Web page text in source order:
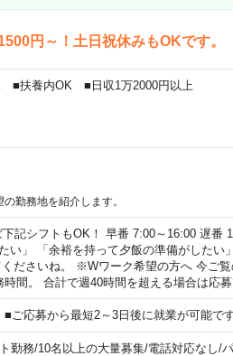
円～！土日祝休みもOKです。
■扶養内OK ■日収1万2000円以上
勤務地を紹介します。
記シフトもOK！ 早番 7:00～16:00 遅番
い」 「余裕を持って夕飯の準備がしたい
ださいね。 ※Wワーク希望の方へ 今ご
間。 合計で週40時間を超える場合は応募
ご応募から最短2～3日後に就業が可能で
勤務/10名以上の大量募集/電話対応なし/